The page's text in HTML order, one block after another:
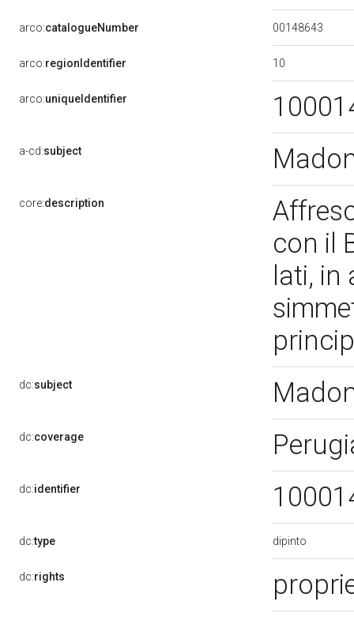
arco:catalogueNumber 00148643
arco:regionIdentifier 10
arco:uniqueIdentifier
a-cd:subject
core:description
con il
lati,
dc:subject
dc:coverage
dc:identifier
dc:type dipinto
dc:rights